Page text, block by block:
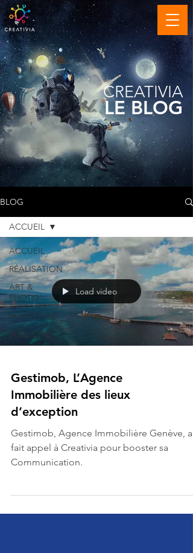
CREATIVIA
LE BLOG
BLOG
ACCUEIL
RÉALISATION
ART &
PHOTO
MARKETING
PUBLICITÉ
ACCUEIL
Load video
Gestimob, L’Agence
Immobilière des lieux
d’exception
Gestimob, Agence Immobilière Genève, a
fait appel à Creativia pour booster sa
Communication.